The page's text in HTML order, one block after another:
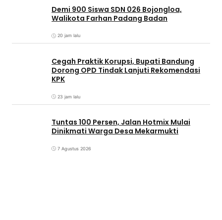
Demi 900 Siswa SDN 026 Bojongloa,
Walikota Farhan Padang Badan
20 jam lalu
Cegah Praktik Korupsi, Bupati Bandung
Dorong OPD Tindak Lanjuti Rekomendasi
KPK
23 jam lalu
Tuntas 100 Persen, Jalan Hotmix Mulai
Dinikmati Warga Desa Mekarmukti
7 Agustus 2026